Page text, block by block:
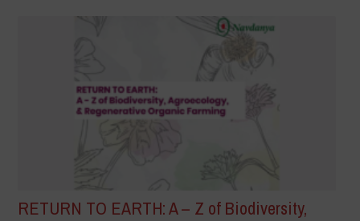
RETURN TO EARTH: A – Z of Biodiversity,